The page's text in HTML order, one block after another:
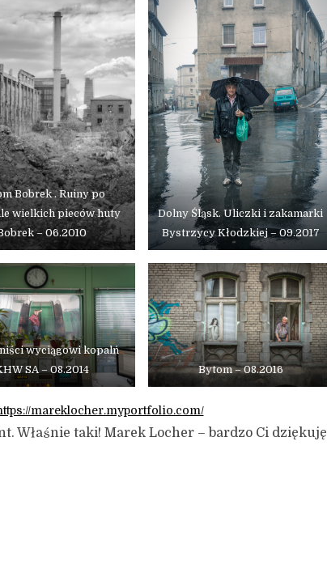
Bobrek . Ruiny po
wielkich pieców huty
– 06.2010
Dolny Śląsk. Uliczki i zakamarki
Bystrzycy Kłodzkiej – 09.2017
wyciągowi kopalń
SA – 08.2014
Bytom – 08.2016
mareklocher.myportfolio.com/
Właśnie taki! Marek Locher – bardzo Ci dziękuję